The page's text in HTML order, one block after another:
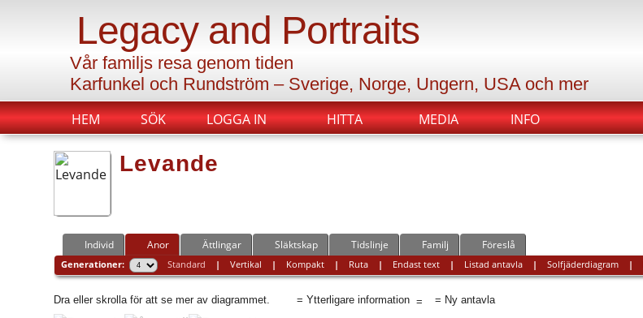
Legacy and Portraits
Vår familjs resa genom tiden
Karfunkel och Rundström – Sverige, Norge, Ungern, USA och mer
HITTA MEDIA INFO
HEM SÖK LOGGA IN
Levande
Individ Anor Ättlingar Släktskap Tidslinje Familj Föreslå
Generationer: Standard | Vertikal | Kompakt| Ruta| Endast text| Listad antavla| Solfjäderdiagram|
Dra eller skrolla för att se mer av diagrammet. = Ytterligare information = Ny antavla